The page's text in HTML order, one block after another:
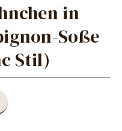
in
Soße
Stil)